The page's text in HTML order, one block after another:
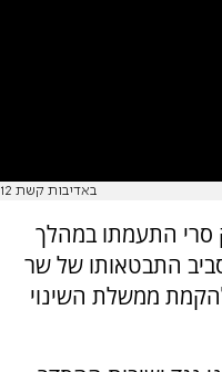
באדיבות קשת 12
סרי התעמתו במהלך
לאופירה אסייג בקשת 12 סביב התבטאותו של שר
ממשלת השינוי